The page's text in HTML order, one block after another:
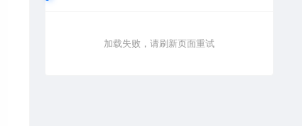
加载失败，请刷新页面重试